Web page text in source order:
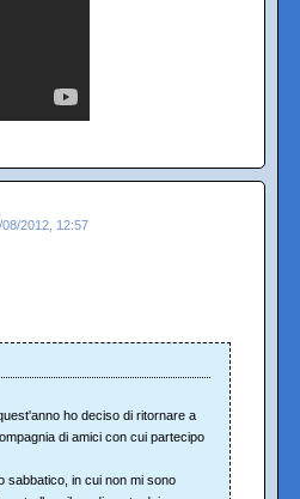
08/2012, 12:57
ho deciso di ritornare a
di amici con cui partecipo
sabbatico, in cui non mi sono